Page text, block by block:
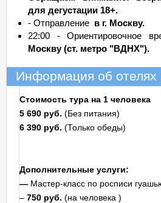
для дегустации 18+.
- Отправление в г. Москву.
22:00 - Ориентировочное
Москву (ст. метро "ВДНХ").
Информация об отелях
Стоимость тура на 1 человека
5 690 руб. (Без питания)
6 390 руб. (Только обеды)
Дополнительные услуги:
— Мастер-класс по росписи
– 750 руб. (на человека )